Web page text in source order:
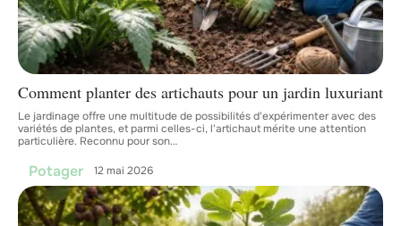
Comment planter des artichauts pour un jardin luxuriant
Le jardinage offre une multitude de possibilités d'expérimenter avec des
variétés de plantes, et parmi celles-ci, l'artichaut mérite une attention
particulière. Reconnu pour son…
Potager 12 mai 2026